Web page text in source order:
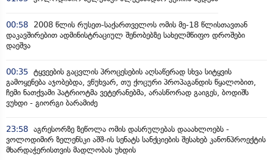
00:58
2008 წლის რუსეთ-საქართველოს ომის მე-18 წლისთავთან
დაკავშირებით ადმინისტრაციულ შენობებზე სახელმწიფო დროშები
დაეშვა
00:35 ტყვეების გაცვლის პროცესების აღსაწერად სხვა სიტყვის
გამოყენება აჯობებდა, ვწუხვარ, თუ ქოცური პროპაგანდის წყალობით,
ჩემი ნათქვამი პატრიოტმა ვეტერანებმა, არასწორად გაიგეს, ბოდიშს
ვუხდი - გიორგი ბარამიძე
23:58 აგრესორზე ზეწოლა ომის დასრულებას დააახლოებს -
ვოლოდიმირ ზელენსკი აშშ-ის სენატს სანქციების შესახებ კანონპროექტის
მხარდაჭერისთვის მადლობას უხდის